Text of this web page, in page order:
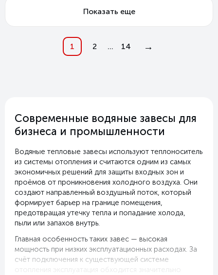
Показать еще
1 2 ... 14 →
Современные водяные завесы для
бизнеса и промышленности
Водяные тепловые завесы используют теплоноситель
из системы отопления и считаются одним из самых
экономичных решений для защиты входных зон и
проёмов от проникновения холодного воздуха. Они
создают направленный воздушный поток, который
формирует барьер на границе помещения,
предотвращая утечку тепла и попадание холода,
пыли или запахов внутрь.
Главная особенность таких завес — высокая
мощность при низких эксплуатационных расходах. За
счёт подключения к существующей системе
отопления эксплуатация обходится значительно